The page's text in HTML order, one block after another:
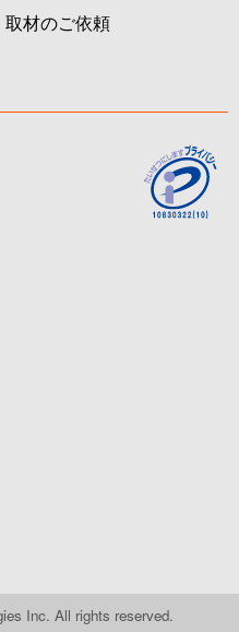
取材のご依頼
Inc. All rights reserved.